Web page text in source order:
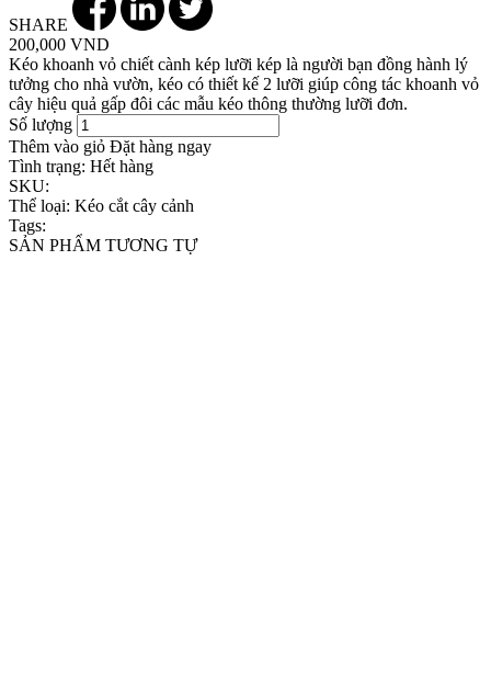
SHARE
200,000 VND
Kéo khoanh vỏ chiết cành kép lưỡi kép là người bạn đồng hành lý
tưởng cho nhà vườn, kéo có thiết kế 2 lưỡi giúp công tác khoanh vỏ
cây hiệu quả gấp đôi các mẫu kéo thông thường lưỡi đơn.
Số lượng
Thêm vào giỏ Đặt hàng ngay
Tình trạng: Hết hàng
SKU:
Thể loại: Kéo cắt cây cảnh
Tags:
SẢN PHẨM TƯƠNG TỰ